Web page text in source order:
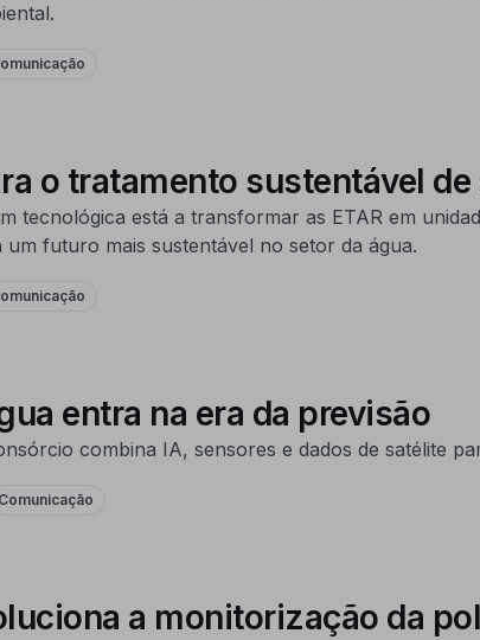
o tratamento sustentável
tecnológica está a transformar as ETAR em
futuro mais sustentável no setor da água.
entra na era da previsão
combina IA, sensores e dados de satélite
Comunicação
a monitorização da